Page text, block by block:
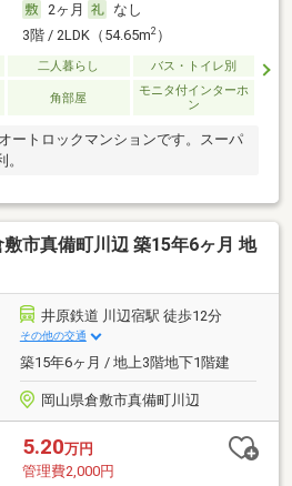
2ヶ月
なし
3階 / 2LDK（54.65m2）
二人暮らし バス・トイレ別
角部屋
モニタ付インターホ
ン
ートロックマンションです。スーパ
敷市真備町川辺 築15年6ヶ月 地
井原鉄道 川辺宿駅 徒歩12分
その他の交通
築15年6ヶ月 / 地上3階地下1階建
岡山県倉敷市真備町川辺
5.20万円
管理費2,000円